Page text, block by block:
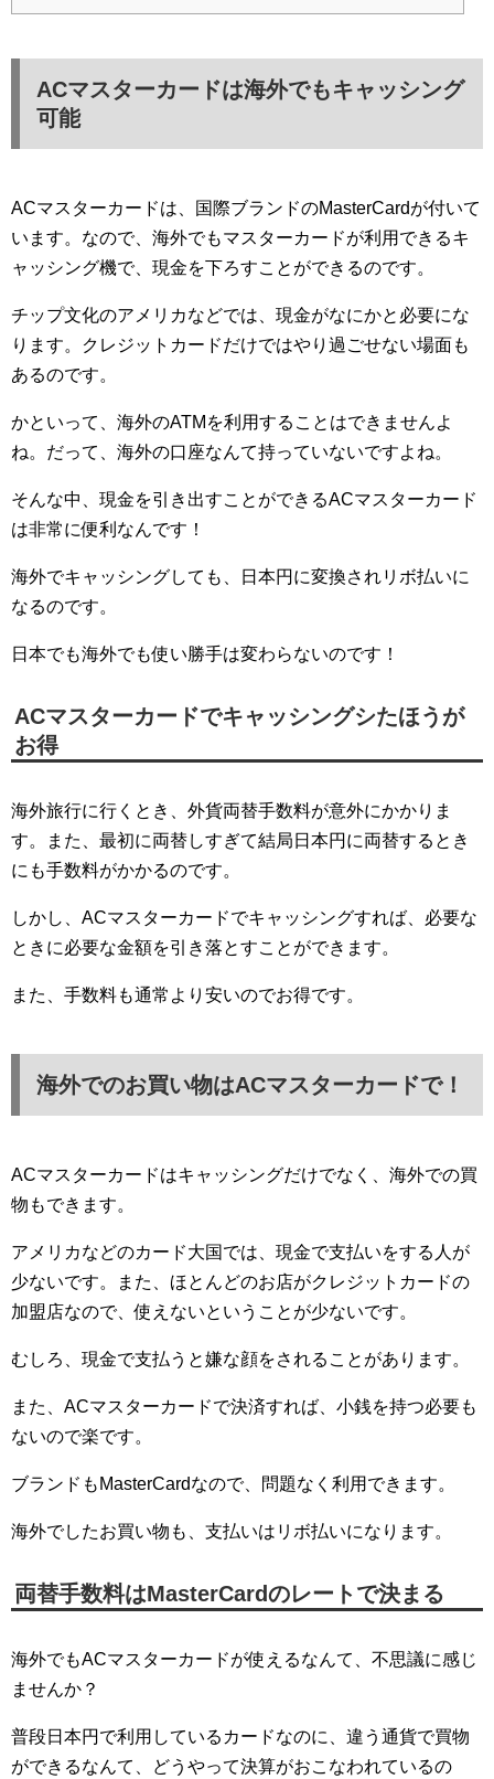
ACマスターカードは海外でもキャッシング
可能
ACマスターカードは、国際ブランドのMasterCardが付いて
います。なので、海外でもマスターカードが利用できるキ
ャッシング機で、現金を下ろすことができるのです。
チップ文化のアメリカなどでは、現金がなにかと必要にな
ります。クレジットカードだけではやり過ごせない場面も
あるのです。
かといって、海外のATMを利用することはできませんよ
ね。だって、海外の口座なんて持っていないですよね。
そんな中、現金を引き出すことができるACマスターカード
は非常に便利なんです！
海外でキャッシングしても、日本円に変換されリボ払いに
なるのです。
日本でも海外でも使い勝手は変わらないのです！
ACマスターカードでキャッシングシたほうが
お得
海外旅行に行くとき、外貨両替手数料が意外にかかりま
す。また、最初に両替しすぎて結局日本円に両替するとき
にも手数料がかかるのです。
しかし、ACマスターカードでキャッシングすれば、必要な
ときに必要な金額を引き落とすことができます。
また、手数料も通常より安いのでお得です。
海外でのお買い物はACマスターカードで！
ACマスターカードはキャッシングだけでなく、海外での買
物もできます。
アメリカなどのカード大国では、現金で支払いをする人が
少ないです。また、ほとんどのお店がクレジットカードの
加盟店なので、使えないということが少ないです。
むしろ、現金で支払うと嫌な顔をされることがあります。
また、ACマスターカードで決済すれば、小銭を持つ必要も
ないので楽です。
ブランドもMasterCardなので、問題なく利用できます。
海外でしたお買い物も、支払いはリボ払いになります。
両替手数料はMasterCardのレートで決まる
海外でもACマスターカードが使えるなんて、不思議に感じ
ませんか？
普段日本円で利用しているカードなのに、違う通貨で買物
ができるなんて、どうやって決算がおこなわれているの